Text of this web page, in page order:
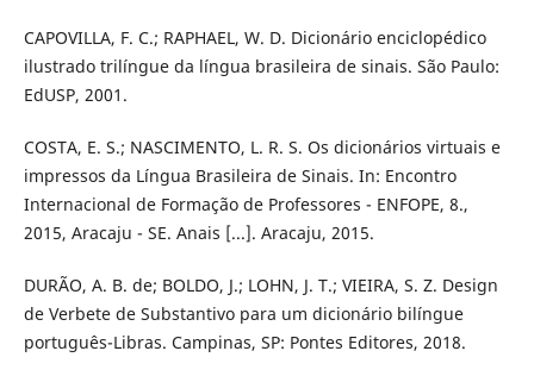
CAPOVILLA, F. C.; RAPHAEL, W. D. Dicionário enciclopédico
ilustrado trilíngue da língua brasileira de sinais. São Paulo:
EdUSP, 2001.
COSTA, E. S.; NASCIMENTO, L. R. S. Os dicionários virtuais e
impressos da Língua Brasileira de Sinais. In: Encontro
Internacional de Formação de Professores - ENFOPE, 8.,
2015, Aracaju - SE. Anais [...]. Aracaju, 2015.
DURÃO, A. B. de; BOLDO, J.; LOHN, J. T.; VIEIRA, S. Z. Design
de Verbete de Substantivo para um dicionário bilíngue
português-Libras. Campinas, SP: Pontes Editores, 2018.